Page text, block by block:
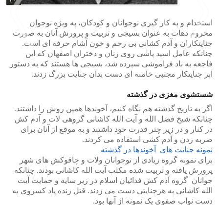
استخدام و به کار گیری نوجوانان و کودکان، به ویژه نوجوان
محروم دهات به عنوان بسیجی و تربیت و پرورش آنان به صورت
جنایتکاران و آدم کشانی بی رحم و خون آشام حرفه ای است.
چنانکه عامل اسید پاشی روی زنان و دختران اصفهان که این
فاجعه به باد فراموشی سپرده شد، بسیجی ها هستند که به دستور
ابر جنایتکار مجتبی خامنه ای دست بدان جنایت بزرگ زدند.
شستشوی مغزی در گذشته
اگر به تاریخ گذشته هم نگاه کنیم، آخوندها همین روش را داشتند.
چنانکه شیخ فضل الله و آیت الله کاشانی گروهی لات و آدم کش
در کنار و در زیر چتر قدرت خود داشتند و به موقع از آنان برای
ضربه زدن و آدم کشی استفاده می کردند.
نمونه جنایت های آخوندها در گذشته
برای نمونه گروه زیادی از نوجوانان ولات و چاقوکش های شهر
پرورش یافته و تربیت شده مکتب آیت الله کاشانی بودند. چنانکه
جوانان گروه آدم کش فدائیان اسلام در زیر سایه و حمایت آیت
الله کاشانی به هرجنایتی دست می زدند. قتل زنده یاد کسروی به
دست نواب صفوی یک نمونه از آنها بود.